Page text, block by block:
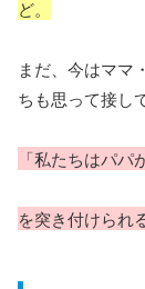
ど。
まだ、今はママ
ちも思って接し
「私たちはパパ
を突き付けられ